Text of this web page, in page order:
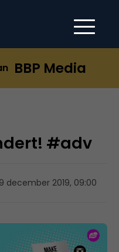
BBP Media
#adv
december 2019, 09:00